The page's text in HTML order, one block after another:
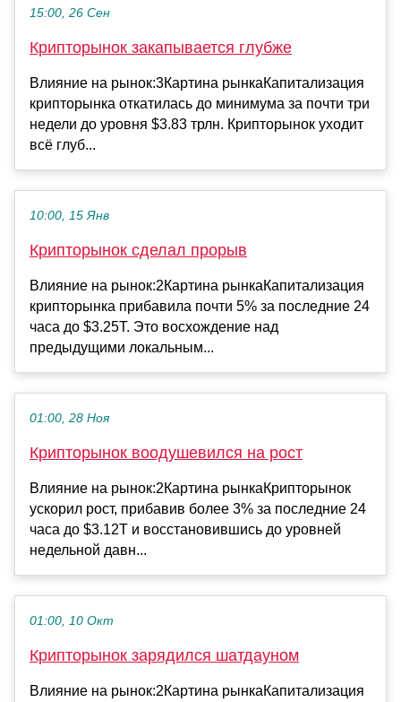
15:00, 26 Сен
Крипторынок закапывается глубже
Влияние на рынок:3Картина рынкаКапитализация
крипторынка откатилась до минимума за почти три
недели до уровня $3.83 трлн. Крипторынок уходит
всё глуб...
10:00, 15 Янв
Крипторынок сделал прорыв
Влияние на рынок:2Картина рынкаКапитализация
крипторынка прибавила почти 5% за последние 24
часа до $3.25T. Это восхождение над
предыдущими локальным...
01:00, 28 Ноя
Крипторынок воодушевился на рост
Влияние на рынок:2Картина рынкаКрипторынок
ускорил рост, прибавив более 3% за последние 24
часа до $3.12T и восстановившись до уровней
недельной давн...
01:00, 10 Окт
Крипторынок зарядился шатдауном
Влияние на рынок:2Картина рынкаКапитализация